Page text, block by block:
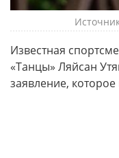
Известная
«Танцы» Ляйсан
заявление,